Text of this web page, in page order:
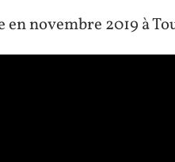
novembre 2019 à